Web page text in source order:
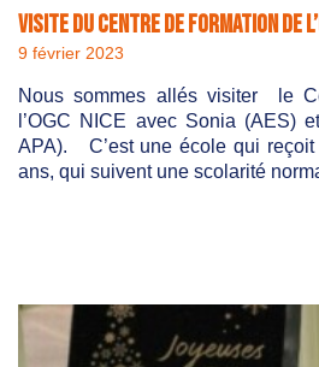
Visite du centre de formation de
9 février 2023
Nous sommes allés visiter le
l’OGC NICE avec Sonia (AES)
APA). C’est une école qui
ans, qui suivent une scolarité